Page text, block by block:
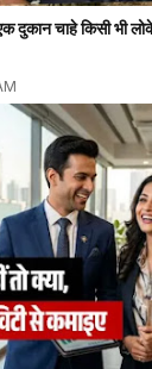
चाहे किसी भी